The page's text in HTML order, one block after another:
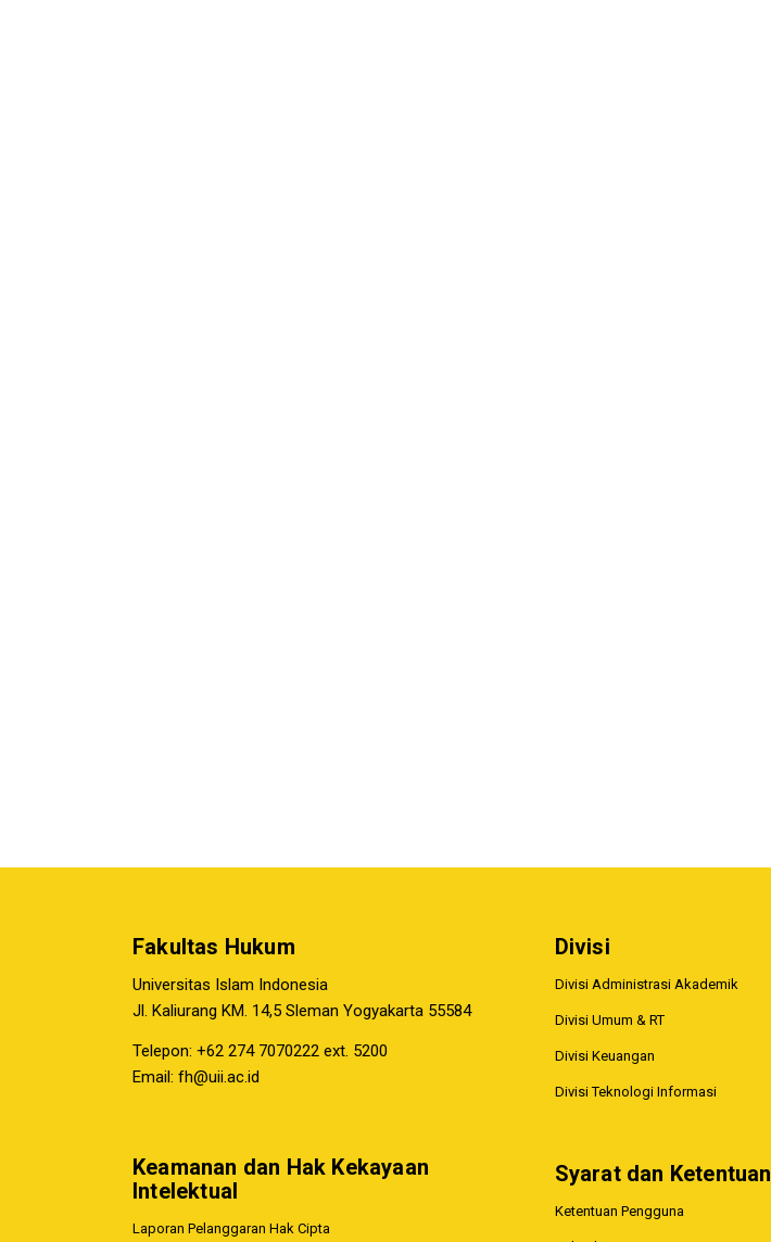
Fakultas Hukum
Universitas Islam Indonesia
Jl. Kaliurang KM. 14,5 Sleman Yogyakarta 55584
Telepon: +62 274 7070222 ext. 5200
Email: fh@uii.ac.id
Keamanan dan Hak Kekayaan
Intelektual
Laporan Pelanggaran Hak Cipta
Divisi
Divisi Administrasi Akademik
Divisi Umum & RT
Divisi Keuangan
Divisi Teknologi Informasi
Syarat dan Ketentuan
Ketentuan Pengguna